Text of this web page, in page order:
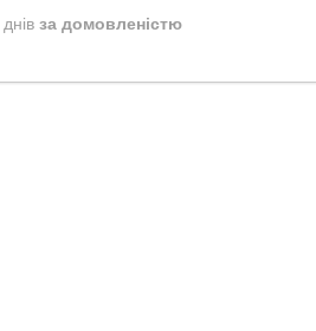
за домовленістю